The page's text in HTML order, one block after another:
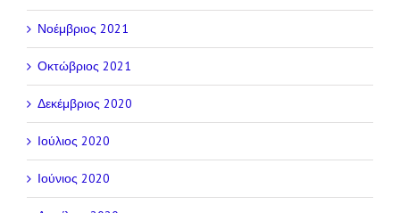
Νοέμβριος 2021
Οκτώβριος 2021
Δεκέμβριος 2020
Ιούλιος 2020
Ιούνιος 2020